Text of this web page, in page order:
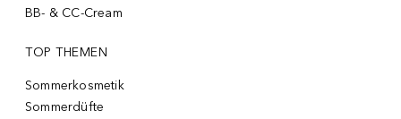
BB- & CC-Cream
TOP THEMEN
Sommerkosmetik
Sommerdüfte